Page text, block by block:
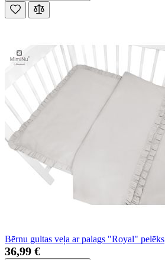
Bērnu gultas veļa ar palags "Royal" pelēks
36,99 €